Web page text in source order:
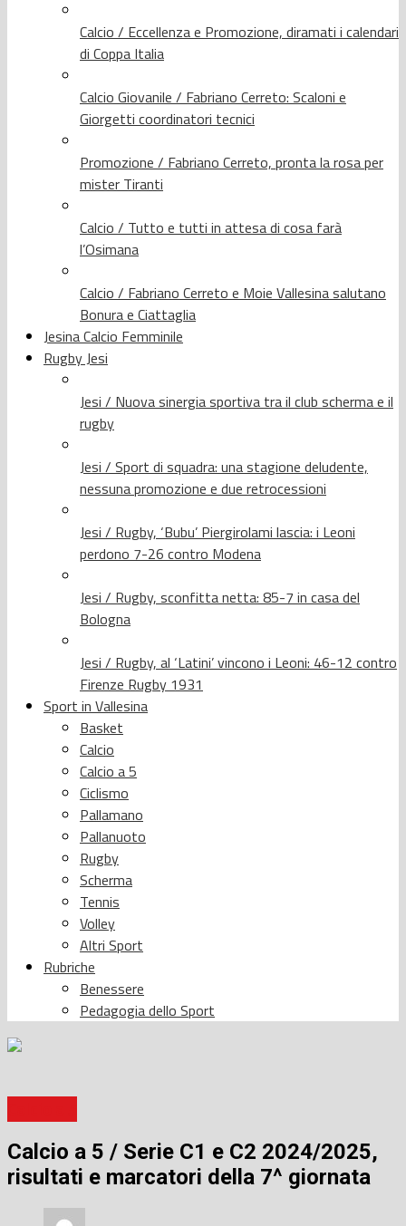
Calcio / Eccellenza e Promozione, diramati i calendari
di Coppa Italia
Calcio Giovanile / Fabriano Cerreto: Scaloni e
Giorgetti coordinatori tecnici
Promozione / Fabriano Cerreto, pronta la rosa per
mister Tiranti
Calcio / Tutto e tutti in attesa di cosa farà
l’Osimana
Calcio / Fabriano Cerreto e Moie Vallesina salutano
Bonura e Ciattaglia
Jesina Calcio Femminile
Rugby Jesi
Jesi / Nuova sinergia sportiva tra il club scherma e il
rugby
Jesi / Sport di squadra: una stagione deludente,
nessuna promozione e due retrocessioni
Jesi / Rugby, ‘Bubu’ Piergirolami lascia: i Leoni
perdono 7-26 contro Modena
Jesi / Rugby, sconfitta netta: 85-7 in casa del
Bologna
Jesi / Rugby, al ‘Latini’ vincono i Leoni: 46-12 contro
Firenze Rugby 1931
Sport in Vallesina
Basket
Calcio
Calcio a 5
Ciclismo
Pallamano
Pallanuoto
Rugby
Scherma
Tennis
Volley
Altri Sport
Rubriche
Benessere
Pedagogia dello Sport
Calcio a 5 / Serie C1 e C2 2024/2025,
risultati e marcatori della 7^ giornata